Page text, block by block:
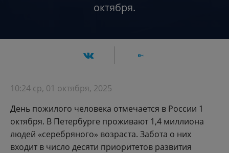
октября.
10:24 ср, 01 октября, 2025
День пожилого человека отмечается в России 1
октября. В Петербурге проживают 1,4 миллиона
людей «серебряного» возраста. Забота о них
входит в число десяти приоритетов развития